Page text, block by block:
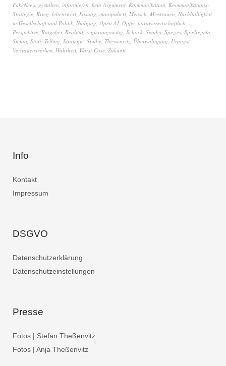
FakeNews, gestalten, informieren, kein Argument, Kommunikation, Kommunikations-
Strategie, Krieg, lebenswert, Lösung, manipuliert, Mensch, Misstrauen, Nachhaltigkeit
in Gesellschaft und Politik, Nudging, Open AI, Opfer, parawissenschaftlich,
Perspektive, Ratgeber, Realität, regierungsseitig, Schock, Sender, Spezies, Spielregeln,
Stefan, Story-Telling, Strategie, Studie, Thessenvitz, Überwältigung, Urangst,
Vertrauensverlust, Wahrheit, Worst-Case, Zukunft
Info
Kontakt
Impressum
DSGVO
Datenschutzerklärung
Datenschutzeinstellungen
Presse
Fotos | Stefan Theßenvitz
Fotos | Anja Theßenvitz